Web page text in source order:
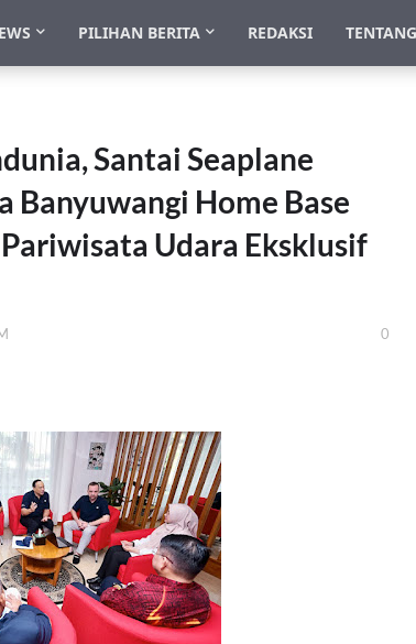
PILIHAN BERITA REDAKSI
Santai Seaplane
Banyuwangi Home Base
Udara Eksklusif
0